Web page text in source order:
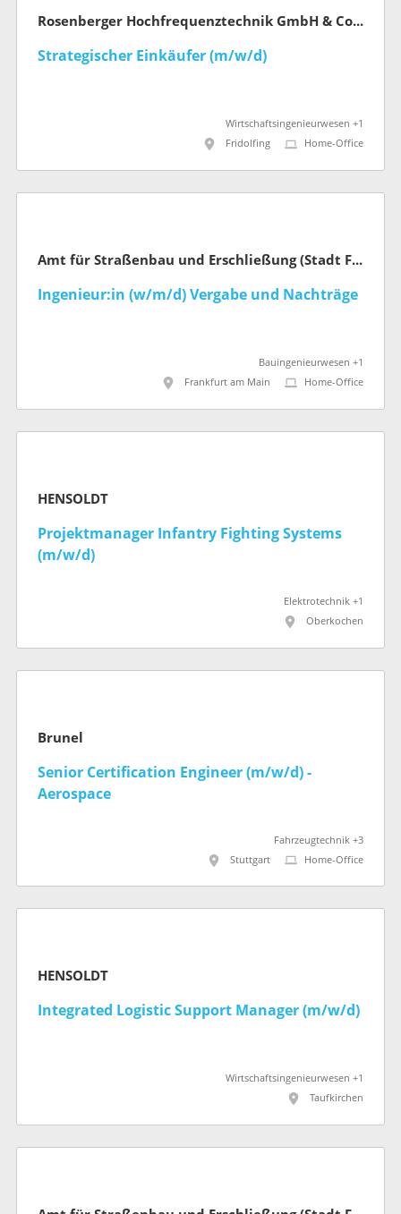
Rosenberger Hochfrequenztechnik GmbH & Co. KG
Strategischer Einkäufer (m/w/d)
Wirtschaftsingenieurwesen +1
Fridolfing
Home-Office
Amt für Straßenbau und Erschließung (Stadt Frankfurt am Main)
Ingenieur:in (w/m/d) Vergabe und Nachträge
Bauingenieurwesen +1
Frankfurt am Main
Home-Office
HENSOLDT
Projektmanager Infantry Fighting Systems
(m/w/d)
Elektrotechnik +1
Oberkochen
Brunel
Senior Certification Engineer (m/w/d) -
Aerospace
Fahrzeugtechnik +3
Stuttgart
Home-Office
HENSOLDT
Integrated Logistic Support Manager (m/w/d)
Wirtschaftsingenieurwesen +1
Taufkirchen